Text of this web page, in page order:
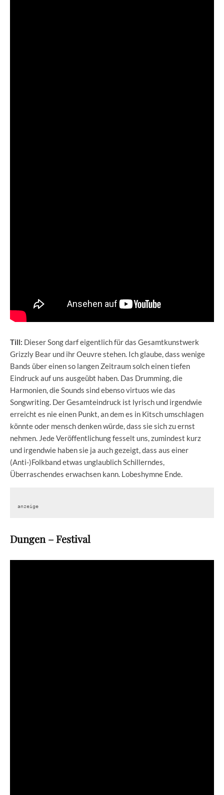
Till: Dieser Song darf eigentlich für das Gesamtkunstwerk
Grizzly Bear und ihr Oeuvre stehen. Ich glaube, dass wenige
Bands über einen so langen Zeitraum solch einen tiefen
Eindruck auf uns ausgeübt haben. Das Drumming, die
Harmonien, die Sounds sind ebenso virtuos wie das
Songwriting. Der Gesamteindruck ist lyrisch und irgendwie
erreicht es nie einen Punkt, an dem es in Kitsch umschlagen
könnte oder mensch denken würde, dass sie sich zu ernst
nehmen. Jede Veröffentlichung fesselt uns, zumindest kurz
und irgendwie haben sie ja auch gezeigt, dass aus einer
(Anti-)Folkband etwas unglaublich Schillerndes,
Überraschendes erwachsen kann. Lobeshymne Ende.
anzeige
Dungen – Festival